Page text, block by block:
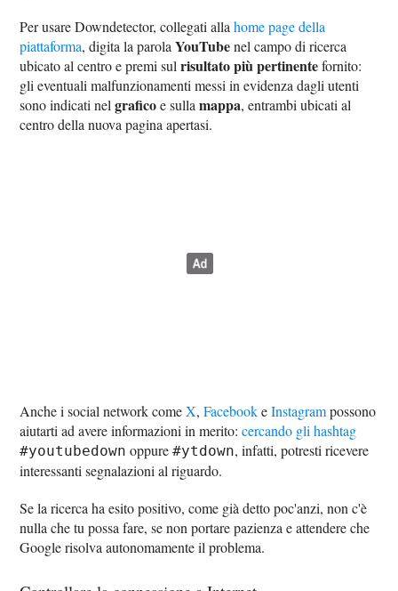
Per usare Downdetector, collegati allahome page della
piattaforma, digita la parolaYouTubenel campo di ricerca
ubicato al centro e premi sulrisultato più pertinentefornito:
gli eventuali malfunzionamenti messi in evidenza dagli utenti
sono indicati nelgraficoe sullamappa, entrambi ubicati al
centro della nuova pagina apertasi.
Anche i social network comeX,FacebookeInstagrampossono
aiutarti ad avere informazioni in merito:cercando gli hashtag
#youtubedown oppure#ytdown, infatti, potresti ricevere
interessanti segnalazioni al riguardo.
Se la ricerca ha esito positivo, come già detto poc'anzi, non c'è
nulla che tu possa fare, se non portare pazienza e attendere che
Google risolva autonomamente il problema.